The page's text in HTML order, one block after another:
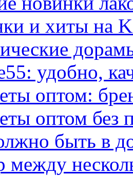
и хиты на
удобно,
оптом:
оптом без
быть в
между